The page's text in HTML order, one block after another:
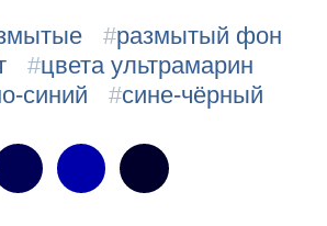
#размытый фон
#цвета ультрамарин
синий #сине-чёрный